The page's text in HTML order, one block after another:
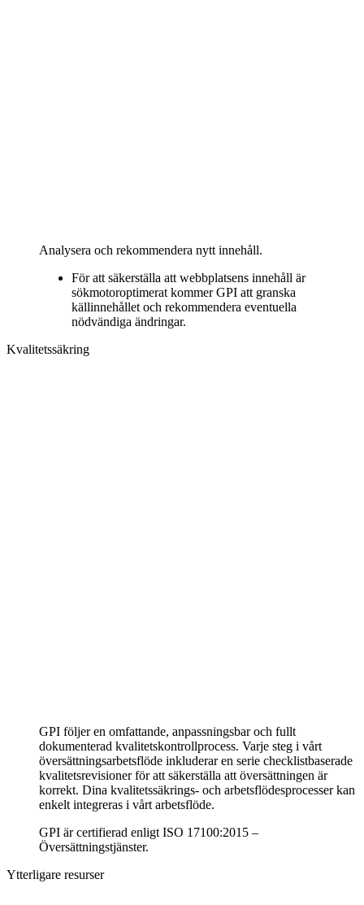
Analysera och rekommendera nytt innehåll.
För att säkerställa att webbplatsens innehåll är
sökmotoroptimerat kommer GPI att granska
källinnehållet och rekommendera eventuella
nödvändiga ändringar.
Kvalitetssäkring
GPI följer en omfattande, anpassningsbar och fullt
dokumenterad kvalitetskontrollprocess. Varje steg i vårt
översättningsarbetsflöde inkluderar en serie checklistbaserade
kvalitetsrevisioner för att säkerställa att översättningen är
korrekt. Dina kvalitetssäkrings- och arbetsflödesprocesser kan
enkelt integreras i vårt arbetsflöde.
GPI är certifierad enligt ISO 17100:2015 –
Översättningstjänster.
Ytterligare resurser